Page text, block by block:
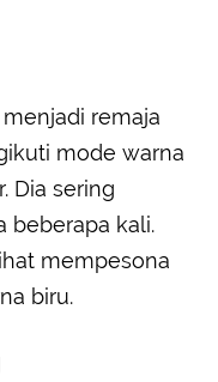
remaja
mode warna
Dia sering
beberapa kali.
mempesona
biru.